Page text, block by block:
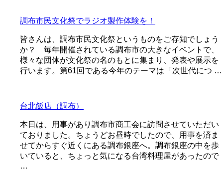
調布市民文化祭でラジオ製作体験を！
皆さんは、調布市民文化祭というものをご存知でしょう
か？ 毎年開催されている調布市の大きなイベントで、
様々な団体が文化祭の名のもとに集まり、発表や展示を
行います。第61回である今年のテーマは「次世代につ …
台北飯店（調布）
本日は、用事があり調布市商工会に訪問させていただい
ておりました。ちょうどお昼時でしたので、用事を済ま
せてからすぐ近くにある調布銀座へ。調布銀座の中を歩
いていると、ちょっと気になる台湾料理屋があったので
…